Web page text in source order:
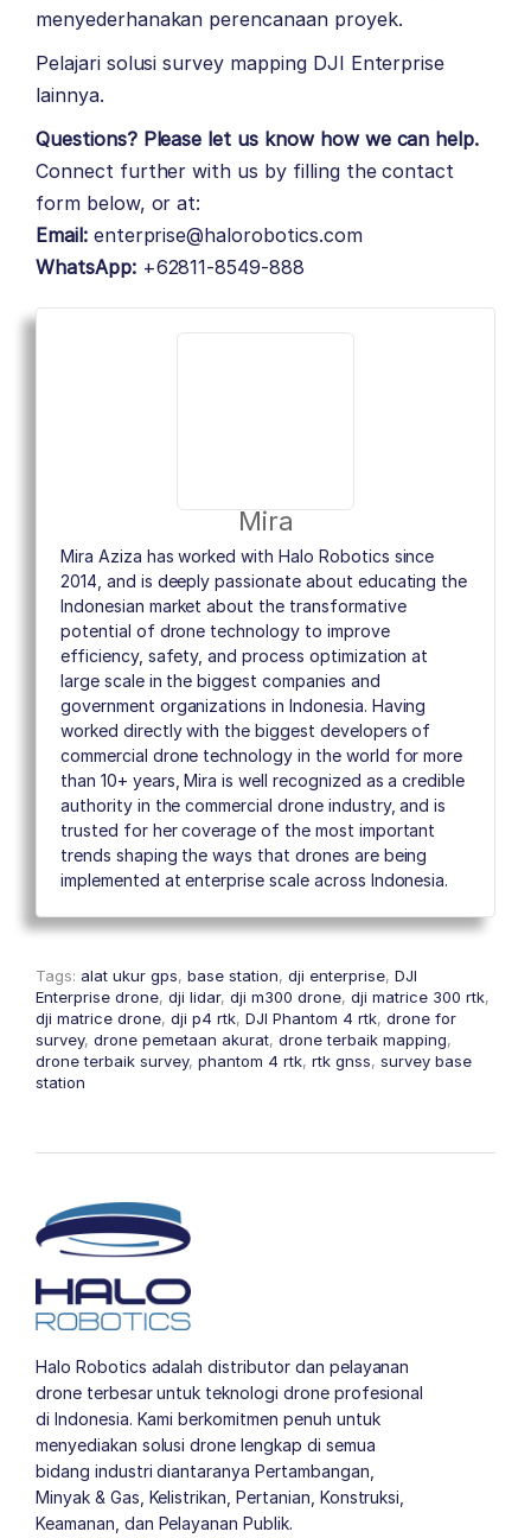
menyederhanakan perencanaan proyek.
Pelajari solusi survey mapping DJI Enterprise
lainnya.
Questions? Please let us know how we can help.
Connect further with us by filling the contact
form below, or at:
Email: enterprise@halorobotics.com
WhatsApp:+62811-8549-888
Mira
Mira Aziza has worked with Halo Robotics since
2014, and is deeply passionate about educating the
Indonesian market about the transformative
potential of drone technology to improve
efficiency, safety, and process optimization at
large scale in the biggest companies and
government organizations in Indonesia. Having
worked directly with the biggest developers of
commercial drone technology in the world for more
than 10+ years, Mira is well recognized as a credible
authority in the commercial drone industry, and is
trusted for her coverage of the most important
trends shaping the ways that drones are being
implemented at enterprise scale across Indonesia.
Tags: alat ukur gps, base station, dji enterprise, DJI
Enterprise drone, dji lidar, dji m300 drone, dji matrice 300 rtk,
dji matrice drone, dji p4 rtk, DJI Phantom 4 rtk, drone for
survey, drone pemetaan akurat, drone terbaik mapping,
drone terbaik survey, phantom 4 rtk, rtk gnss, survey base
station
Halo Robotics adalah distributor dan pelayanan
drone terbesar untuk teknologi drone profesional
di Indonesia. Kami berkomitmen penuh untuk
menyediakan solusi drone lengkap di semua
bidang industri diantaranya Pertambangan,
Minyak & Gas, Kelistrikan, Pertanian, Konstruksi,
Keamanan, dan Pelayanan Publik.